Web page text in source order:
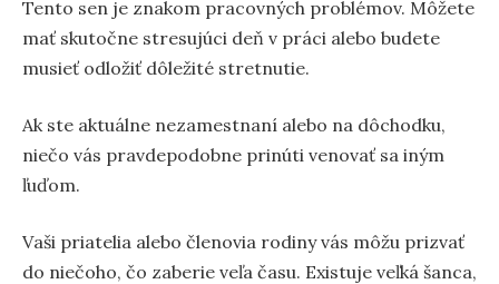
Tento sen je znakom pracovných problémov. Môžete
mať skutočne stresujúci deň v práci alebo budete
musieť odložiť dôležité stretnutie.
Ak ste aktuálne nezamestnaní alebo na dôchodku,
niečo vás pravdepodobne prinúti venovať sa iným
ľuďom.
Vaši priatelia alebo členovia rodiny vás môžu prizvať
do niečoho, čo zaberie veľa času. Existuje veľká šanca,